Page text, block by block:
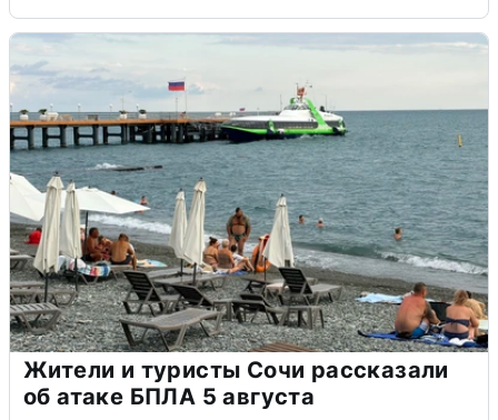
Жители и туристы Сочи рассказали
об атаке БПЛА 5 августа